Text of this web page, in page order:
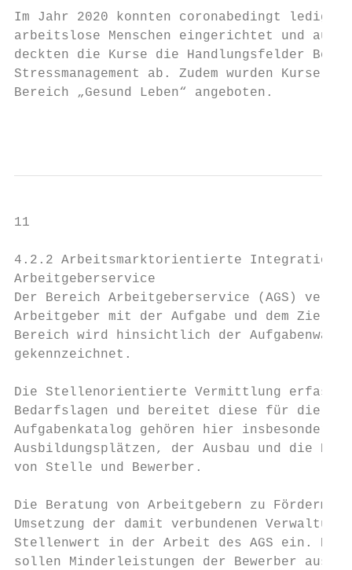
Im Jahr 2020 konnten coronabedingt
arbeitslose Menschen eingerichtet und
deckten die Kurse die Handlungsfelder
Stressmanagement ab. Zudem wurden Kurse
Bereich „Gesund Leben“ angeboten.
11
4.2.2 Arbeitsmarktorientierte
Arbeitgeberservice
Der Bereich Arbeitgeberservice (AGS)
Arbeitgeber mit der Aufgabe und dem Ziel,
Bereich wird hinsichtlich der
gekennzeichnet.
Die Stellenorientierte Vermittlung erfasst
Bedarfslagen und bereitet diese für die
Aufgabenkatalog gehören hier insbesondere
Ausbildungsplätzen, der Ausbau und die
von Stelle und Bewerber.
Die Beratung von Arbeitgebern zu
Umsetzung der damit verbundenen
Stellenwert in der Arbeit des AGS ein. Die
sollen Minderleistungen der Bewerber